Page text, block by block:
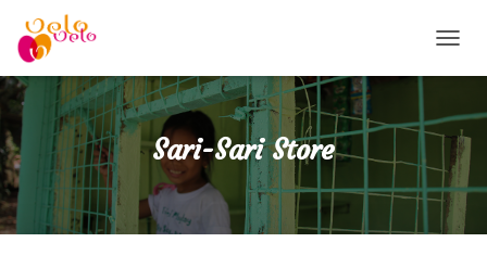
O
G
L
N
A
V
Sari-Sari Store